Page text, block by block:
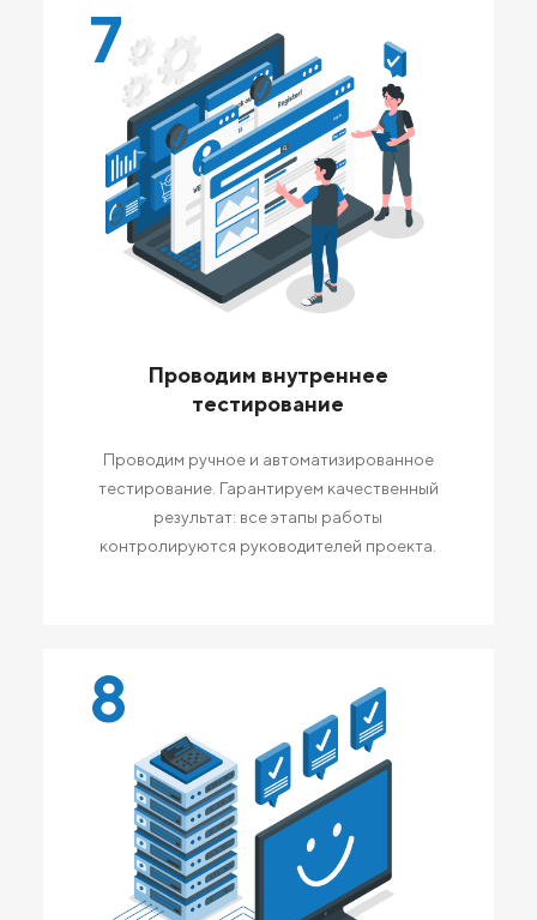
7
Проводим внутреннее
тестирование
Проводим ручное и автоматизированное
тестирование. Гарантируем качественный
результат: все этапы работы
контролируются руководителей проекта.
8